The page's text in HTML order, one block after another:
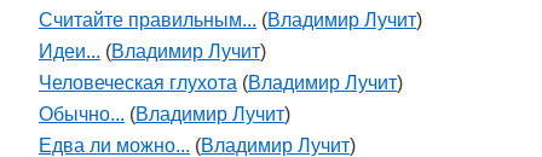
Считайте правильным... (Владимир Лучит)
Идеи... (Владимир Лучит)
Человеческая глухота (Владимир Лучит)
Обычно... (Владимир Лучит)
Едва ли можно... (Владимир Лучит)